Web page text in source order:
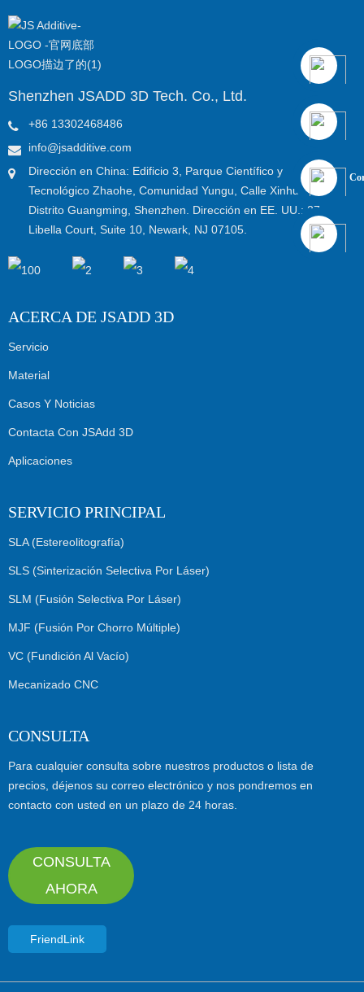
Shenzhen JSADD 3D Tech. Co., Ltd.
+86 13302468486
info@jsadditive.com
Dirección en China: Edificio 3, Parque Científico y
Tecnológico Zhaohe, Comunidad Yungu, Calle Xinhu,
Distrito Guangming, Shenzhen. Dirección en EE. UU.: 27
Libella Court, Suite 10, Newark, NJ 07105.
ACERCA DE JSADD 3D
Servicio
Material
Casos Y Noticias
Contacta Con JSAdd 3D
Aplicaciones
SERVICIO PRINCIPAL
SLA (Estereolitografía)
SLS (Sinterización Selectiva Por Láser)
SLM (Fusión Selectiva Por Láser)
MJF (Fusión Por Chorro Múltiple)
VC (Fundición Al Vacío)
Mecanizado CNC
CONSULTA
Para cualquier consulta sobre nuestros productos o lista de
precios, déjenos su correo electrónico y nos pondremos en
contacto con usted en un plazo de 24 horas.
CONSULTA
AHORA
FriendLink